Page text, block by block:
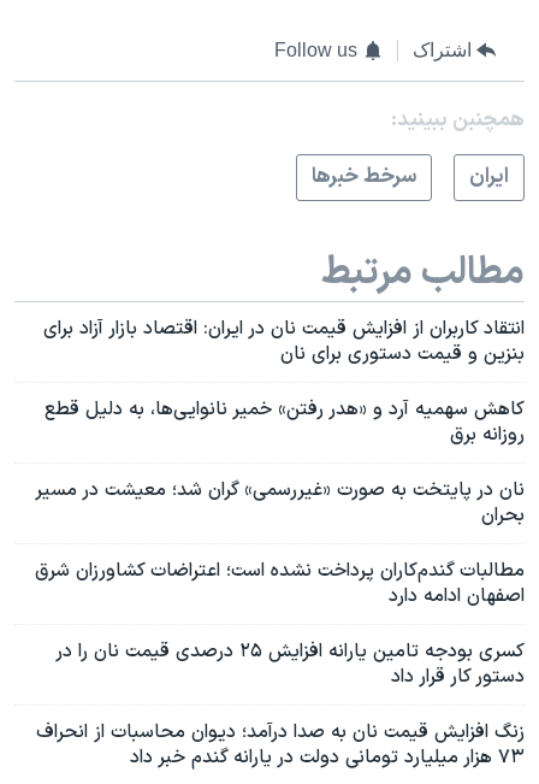
اشتراک Follow us
همچنبن ببینید:
ايران
سرخط خبرها
مطالب مرتبط
انتقاد کاربران از افزایش قیمت نان در ایران: اقتصاد بازار آزاد برای
بنزین و قیمت دستوری برای نان
کاهش سهمیه آرد و «هدر رفتن» خمیر نانوایی‌ها، به دلیل قطع
روزانه برق
نان در پایتخت به صورت «غیررسمی» گران شد؛ معیشت در مسیر
بحران
مطالبات گندم‌کاران پرداخت نشده است؛ اعتراضات کشاورزان شرق
اصفهان ادامه دارد
کسری بودجه تامین یارانه‌ افزایش ۲۵ درصدی قیمت نان را در
دستور کار قرار داد
زنگ افزایش قیمت نان به صدا درآمد؛ دیوان محاسبات از انحراف
۷۳ هزار میلیارد تومانی دولت در یارانه گندم خبر داد